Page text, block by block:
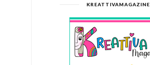
KREATTIVAMAGAZINE